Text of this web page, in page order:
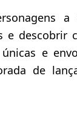
e descobrir
e
de